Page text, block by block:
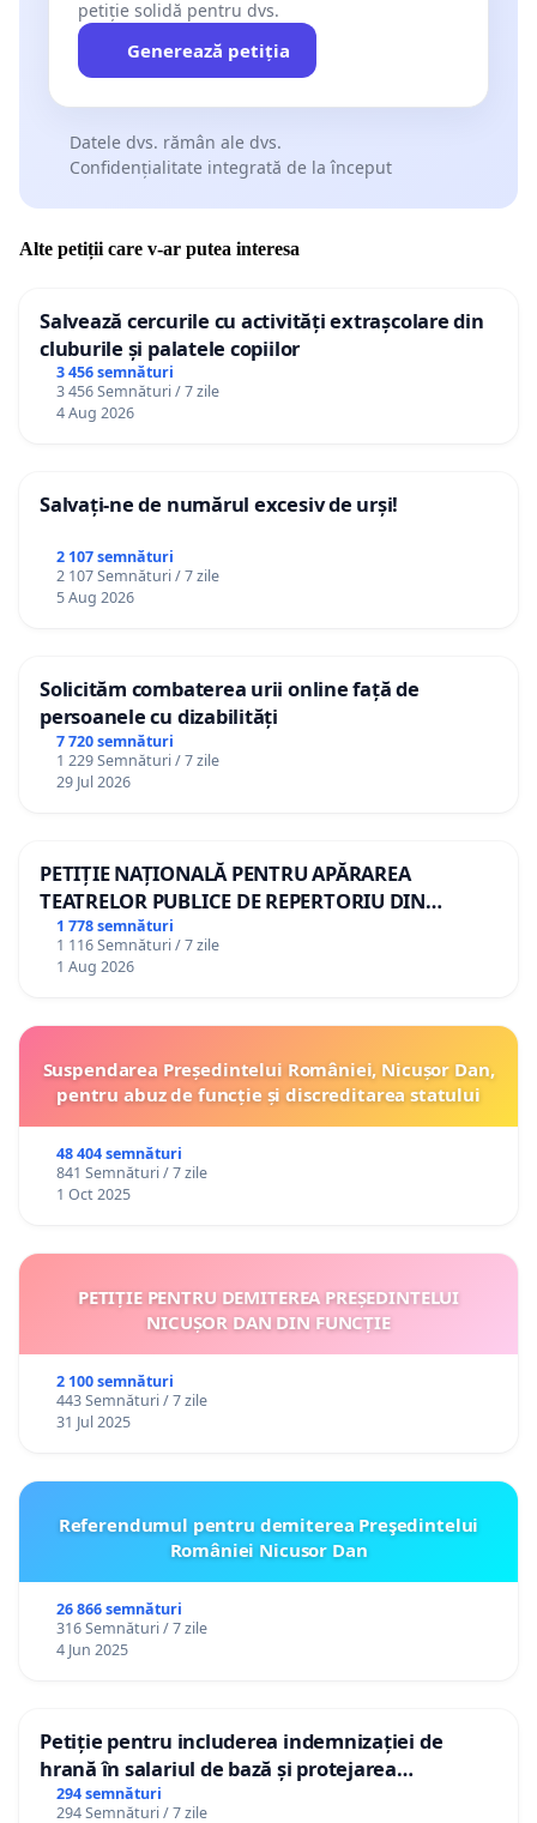
petiție solidă pentru dvs.
Generează petiția
Datele dvs. rămân ale dvs.
Confidențialitate integrată de la început
Alte petiții care v-ar putea interesa
Salvează cercurile cu activități extrașcolare din
cluburile și palatele copiilor
3 456 semnături
3 456 Semnături / 7 zile
4 Aug 2026
Salvați-ne de numărul excesiv de urși!
2 107 semnături
2 107 Semnături / 7 zile
5 Aug 2026
Solicităm combaterea urii online față de
persoanele cu dizabilități
7 720 semnături
1 229 Semnături / 7 zile
29 Jul 2026
PETIȚIE NAȚIONALĂ PENTRU APĂRAREA
TEATRELOR PUBLICE DE REPERTORIU DIN
ROMÂNIA
1 778 semnături
1 116 Semnături / 7 zile
1 Aug 2026
Suspendarea Președintelui României, Nicușor Dan,
pentru abuz de funcție și discreditarea statului
48 404 semnături
841 Semnături / 7 zile
1 Oct 2025
PETIȚIE PENTRU DEMITEREA PREȘEDINTELUI
NICUȘOR DAN DIN FUNCȚIE
2 100 semnături
443 Semnături / 7 zile
31 Jul 2025
Referendumul pentru demiterea Preşedintelui
României Nicusor Dan
26 866 semnături
316 Semnături / 7 zile
4 Jun 2025
Petiție pentru includerea indemnizației de
hrană în salariul de bază și protejarea
gradațiilor de vechime pentru asistenții
294 semnături
294 Semnături / 7 zile